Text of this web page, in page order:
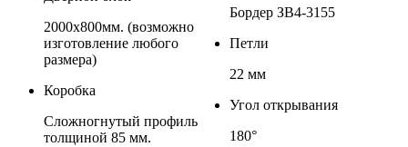
2000х800мм. (возможно
изготовление любого
размера)
Коробка
Сложногнутый профиль
толщиной 85 мм.
Бордер ЗВ4-3155
Петли
22 мм
Угол открывания
180°